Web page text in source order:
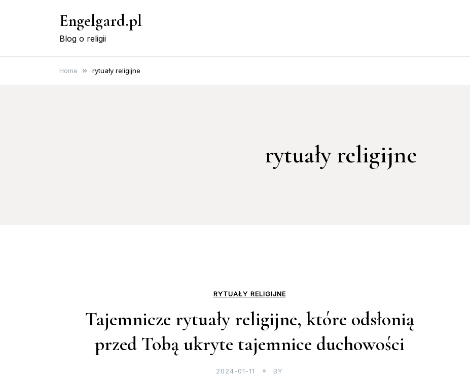
Engelgard.pl
Blog o religii
Home rytuały religijne
rytuały religijne
RYTUAŁY RELIGIJNE
Tajemnicze rytuały religijne, które odsłonią
przed Tobą ukryte tajemnice duchowości
2024-01-11 BY